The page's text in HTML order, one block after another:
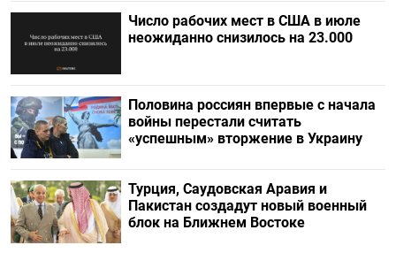
Число рабочих мест в США в июле
неожиданно снизилось на 23.000
Половина россиян впервые с начала
войны перестали считать
«успешным» вторжение в Украину
Турция, Саудовская Аравия и
Пакистан создадут новый военный
блок на Ближнем Востоке